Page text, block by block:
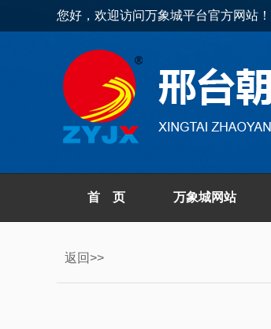
您好，欢迎访问万象城平台官方网站！
首 页 万象城网站
返回>>